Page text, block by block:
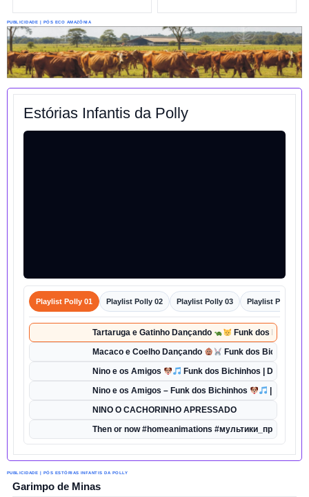
PUBLICIDADE | PÓS ECO AMAZÔNIA
Estórias Infantis da Polly
Playlist Polly 01 Playlist Polly 02 Playlist Polly 03 Playlist Polly 04
Tartaruga e Gatinho Dançando Funk dos
Macaco e Coelho Dançando Funk dos Bichinhos |
Nino e os Amigos Funk dos Bichinhos | Dança do
Nino e os Amigos – Funk dos Bichinhos
NINO O CACHORINHO APRESSADO
Then or now #homeanimations
PUBLICIDADE | PÓS ESTÓRIAS INFANTIS DA POLLY
Garimpo de Minas